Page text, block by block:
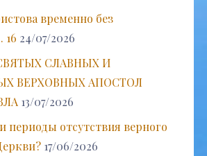
временно без
16 24/07/2026
СЛАВНЫХ И
ВЕРХОВНЫХ АПОСТОЛ
13/07/2026
отсутствия верного
17/06/2026